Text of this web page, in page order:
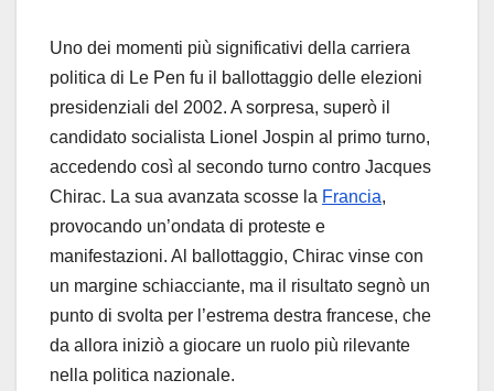
Uno dei momenti più significativi della carriera
politica di Le Pen fu il ballottaggio delle elezioni
presidenziali del 2002. A sorpresa, superò il
candidato socialista Lionel Jospin al primo turno,
accedendo così al secondo turno contro Jacques
Chirac. La sua avanzata scosse la Francia,
provocando un’ondata di proteste e
manifestazioni. Al ballottaggio, Chirac vinse con
un margine schiacciante, ma il risultato segnò un
punto di svolta per l’estrema destra francese, che
da allora iniziò a giocare un ruolo più rilevante
nella politica nazionale.